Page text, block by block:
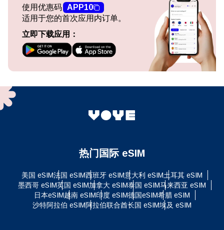
使用优惠码 APP10
适用于您的首次应用内订单。
立即下载应用：
热门国际 eSIM
美国 eSIM法国 eSIM西班牙 eSIM意大利 eSIM土耳其 eSIM
墨西哥 eSIM英国 eSIM加拿大 eSIM泰国 eSIM马来西亚 eSIM
日本eSIM越南 eSIM印度 eSIM德国eSIM希腊 eSIM
沙特阿拉伯 eSIM阿拉伯联合酋长国 eSIM埃及 eSIM